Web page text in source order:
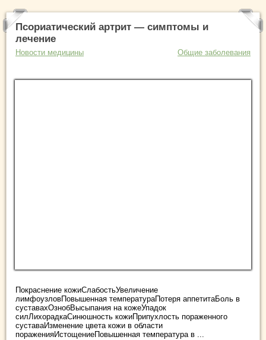
Псориатический артрит — симптомы и
лечение
Новости медицины Общие заболевания
Покраснение кожиСлабостьУвеличение
лимфоузловПовышенная температураПотеря аппетитаБоль в
суставахОзнобВысыпания на кожеУпадок
силЛихорадкаСинюшность кожиПрипухлость пораженного
суставаИзменение цвета кожи в области
пораженияИстощениеПовышенная температура в ...